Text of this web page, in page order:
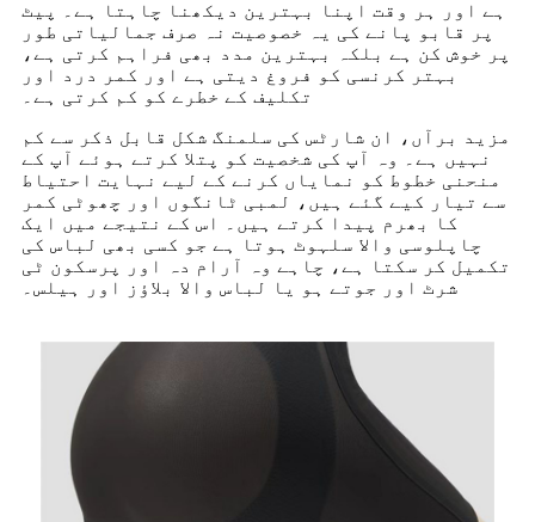
ہے اور ہر وقت اپنا بہترین دیکھنا چاہتا ہے۔ پیٹ
پر قابو پانے کی یہ خصوصیت نہ صرف جمالیاتی طور
پر خوش کن ہے بلکہ بہترین مدد بھی فراہم کرتی ہے،
بہتر کرنسی کو فروغ دیتی ہے اور کمر درد اور
تکلیف کے خطرے کو کم کرتی ہے۔
مزید برآں، ان شارٹس کی سلمنگ شکل قابل ذکر سے کم
نہیں ہے۔ وہ آپ کی شخصیت کو پتلا کرتے ہوئے آپ کے
منحنی خطوط کو نمایاں کرنے کے لیے نہایت احتیاط
سے تیار کیے گئے ہیں، لمبی ٹانگوں اور چھوٹی کمر
کا بھرم پیدا کرتے ہیں۔ اس کے نتیجے میں ایک
چاپلوسی والا سلہوٹ ہوتا ہے جو کسی بھی لباس کی
تکمیل کر سکتا ہے، چاہے وہ آرام دہ اور پرسکون ٹی
شرٹ اور جوتے ہو یا لباس والا بلاؤز اور ہیلس۔